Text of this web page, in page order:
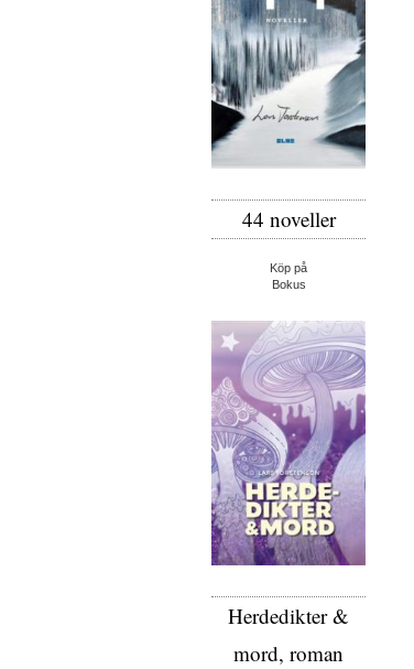
44 noveller
Köp på
Bokus
Herdedikter &
mord, roman